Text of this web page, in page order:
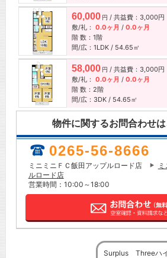
60,000 円 / 共益費：3,000円
敷/礼： 0.0ヶ月 / 0.0ヶ月
階 数：1階
間/広：1LDK / 54.65㎡
58,000 円 / 共益費：3,000円
敷/礼： 0.0ヶ月 / 0.0ヶ月
階 数：2階
間/広：3DK / 54.65㎡
物件に関するお問合わせ
0265-56-8666
ミニミニＦＣ飯田アップルロード店
ルロード店
営業時間：10:00～18:00
Surplus Threeハ